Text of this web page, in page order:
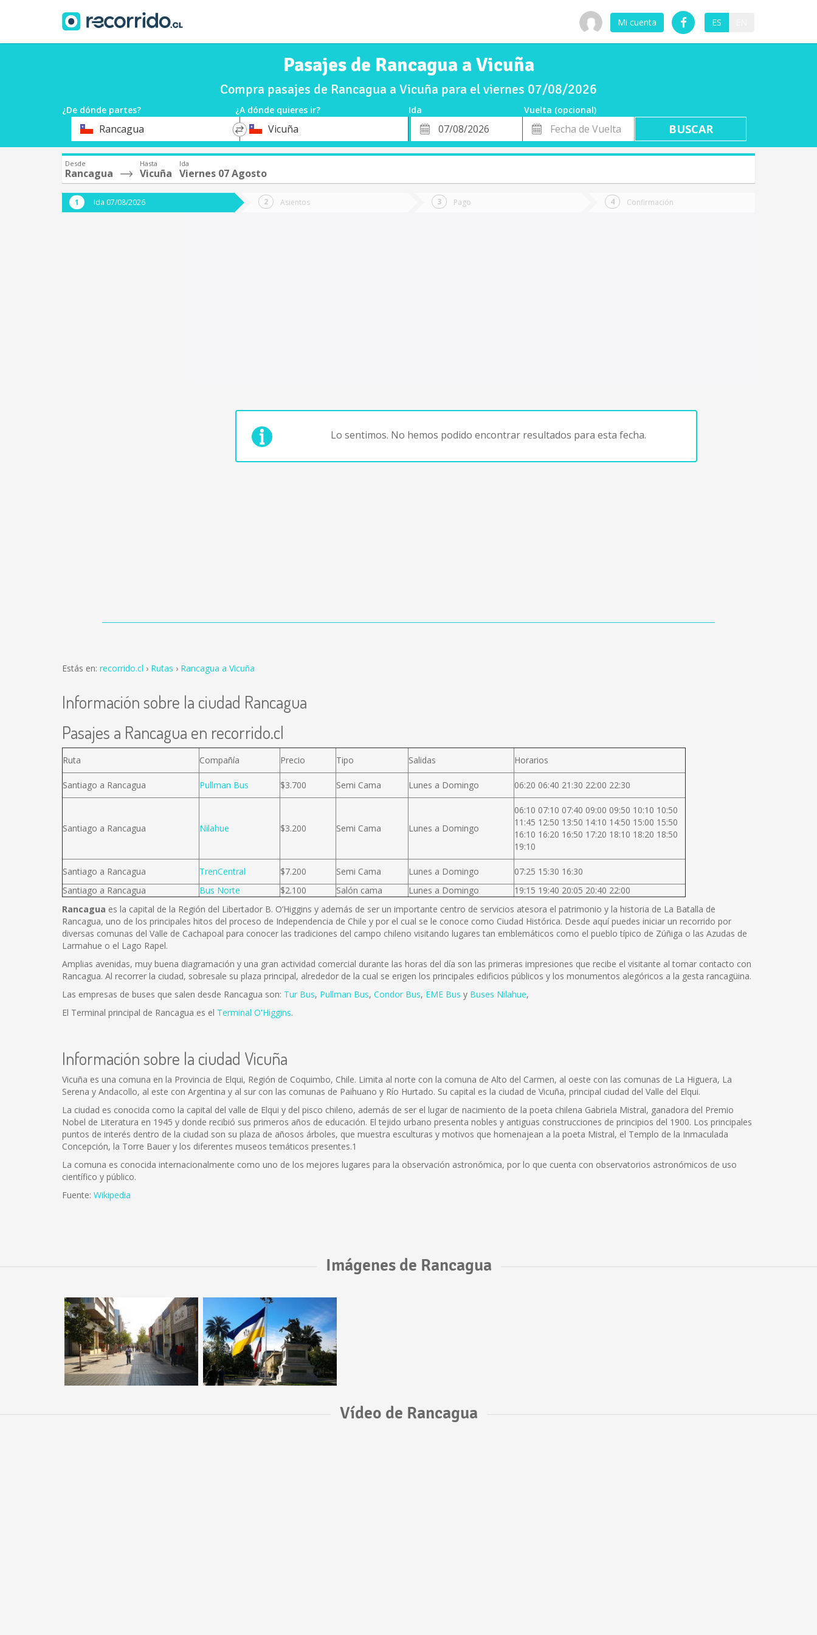
Mi cuenta ES
Pasajes de Rancagua a Vicuña
Compra pasajes de Rancagua a Vicuña para el viernes 07/08/2026
¿De dónde partes? ¿A dónde quieres ir? Ida
Vuelta (opcional)
OrigenRancagua
*
DestinoVicuña
Fecha
de
Fecha
de
Vuelta
Desde
Rancagua
Hasta
Vicuña
Ida
Viernes 07 Agosto
Ida 07/08/2026 Asientos Pago Confirmación
Lo sentimos. No hemos podido encontrar resultados para esta fecha.
Estás en: recorrido.cl Rutas Rancagua a Vicuña
Información sobre la ciudad Rancagua
Pasajes a Rancagua en recorrido.cl
Ruta Compañía Precio Tipo Salidas Horarios
Santiago a Rancagua Pullman Bus $3.700 Semi Cama Lunes a Domingo 06:20 06:40 21:30 22:00 22:30
Santiago a Rancagua Nilahue $3.200 Semi Cama Lunes a Domingo
06:10 07:10 07:40 09:00 09:50 10:10 10:50
11:45 12:50 13:50 14:10 14:50 15:00 15:50
16:10 16:20 16:50 17:20 18:10 18:20 18:50
19:10
Santiago a Rancagua TrenCentral $7.200 Semi Cama Lunes a Domingo
07:25 15:30 16:30
Santiago a Rancagua
Bus Norte $2.100 Salón cama Lunes a Domingo
19:15 19:40 20:05 20:40 22:00
Rancagua es la capital de la Región del Libertador B. O’Higgins y además de ser un importante centro de servicios atesora el patrimonio y la historia de La Batalla de
Rancagua, uno de los principales hitos del proceso de Independencia de Chile y por el cual se le conoce como Ciudad Histórica. Desde aquí puedes iniciar un recorrido por
diversas comunas del Valle de Cachapoal para conocer las tradiciones del campo chileno visitando lugares tan emblemáticos como el pueblo típico de Zúñiga o las Azudas de
Larmahue o el Lago Rapel.
Amplias avenidas, muy buena diagramación y una gran actividad comercial durante las horas del día son las primeras impresiones que recibe el visitante al tomar contacto con
Rancagua. Al recorrer la ciudad, sobresale su plaza principal, alrededor de la cual se erigen los principales edificios públicos y los monumentos alegóricos a la gesta rancagüina.
Las empresas de buses que salen desde Rancagua son: Tur Bus, Pullman Bus, Condor Bus, EME Bus y Buses Nilahue,
El Terminal principal de Rancagua es el Terminal O'Higgins.
Información sobre la ciudad Vicuña
Vicuña es una comuna en la Provincia de Elqui, Región de Coquimbo, Chile. Limita al norte con la comuna de Alto del Carmen, al oeste con las comunas de La Higuera, La
Serena y Andacollo, al este con Argentina y al sur con las comunas de Paihuano y Río Hurtado. Su capital es la ciudad de Vicuña, principal ciudad del Valle del Elqui.
La ciudad es conocida como la capital del valle de Elqui y del pisco chileno, además de ser el lugar de nacimiento de la poeta chilena Gabriela Mistral, ganadora del Premio
Nobel de Literatura en 1945 y donde recibió sus primeros años de educación. El tejido urbano presenta nobles y antiguas construcciones de principios del 1900. Los principales
puntos de interés dentro de la ciudad son su plaza de añosos árboles, que muestra esculturas y motivos que homenajean a la poeta Mistral, el Templo de la Inmaculada
Concepción, la Torre Bauer y los diferentes museos temáticos presentes.1
La comuna es conocida internacionalmente como uno de los mejores lugares para la observación astronómica, por lo que cuenta con observatorios astronómicos de uso
científico y público.
Fuente: Wikipedia
Imágenes de Rancagua
Vídeo de Rancagua